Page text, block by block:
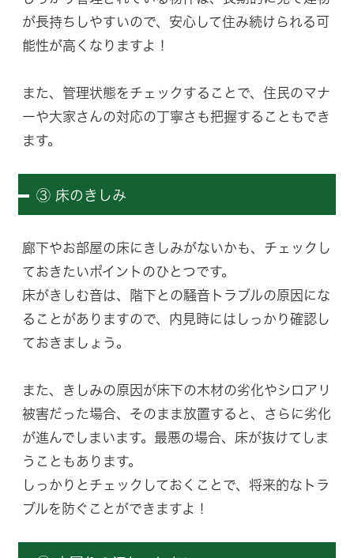
が長持ちしやすいので、安心して住み続けられる可
能性が高くなりますよ！
また、管理状態をチェックすることで、住民のマナ
ーや大家さんの対応の丁寧さも把握することもでき
ます。
③ 床のきしみ
廊下やお部屋の床にきしみがないかも、チェックし
ておきたいポイントのひとつです。
床がきしむ音は、階下との騒音トラブルの原因にな
ることがありますので、内見時にはしっかり確認し
ておきましょう。
また、きしみの原因が床下の木材の劣化やシロアリ
被害だった場合、そのまま放置すると、さらに劣化
が進んでしまいます。最悪の場合、床が抜けてしま
うこともあります。
しっかりとチェックしておくことで、将来的なトラ
ブルを防ぐことができますよ！